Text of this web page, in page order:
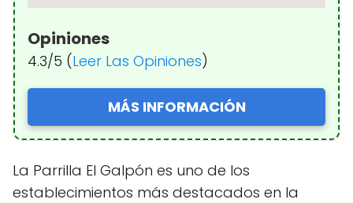
Opiniones
4.3/5 (Leer Las Opiniones)
MÁS INFORMACIÓN
La Parrilla El Galpón es uno de los
establecimientos más destacados en la